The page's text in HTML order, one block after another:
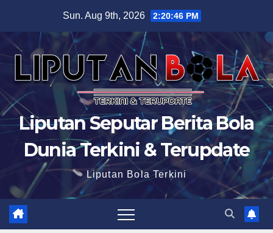
content
Sun. Aug 9th, 2026 2:20:47 PM
Liputan Seputar Berita Bola
Dunia Terkini & Terupdate
Liputan Bola Terkini